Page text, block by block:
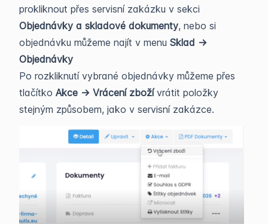
prokliknout přes servisní zakázku v sekci
Objednávky a skladové dokumenty, nebo si
objednávku můžeme najít v menu Sklad ->
Objednávky
Po rozkliknutí vybrané objednávky můžeme přes
tlačítko Akce -> Vrácení zbožívrátit položky
stejným způsobem, jako v servisní zakázce.